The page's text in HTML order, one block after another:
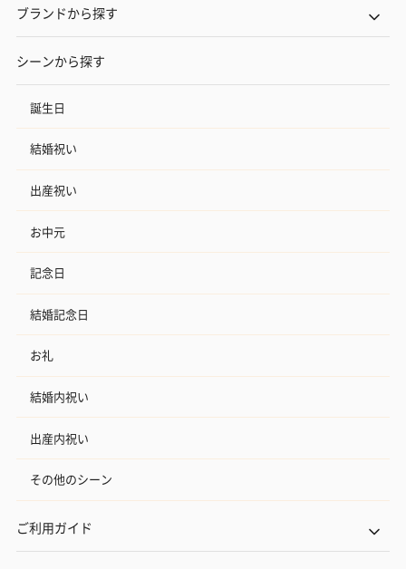
ブランドから探す
シーンから探す
誕生日
結婚祝い
出産祝い
お中元
記念日
結婚記念日
お礼
結婚内祝い
出産内祝い
その他のシーン
ご利用ガイド